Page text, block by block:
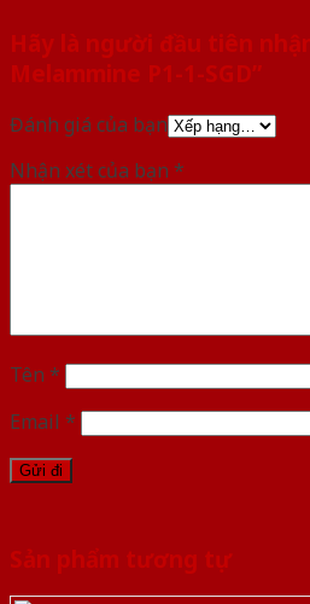
Hãy là người đầu tiên
Melammine P1-1-SGD”
Đánh giá của bạn
Nhận xét của bạn *
Tên *
Email *
Sản phẩm tương tự